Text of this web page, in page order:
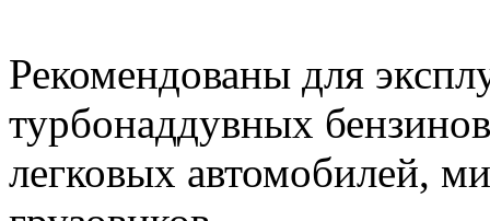
Рекомендованы для
турбонаддувных
легковых автомобилей,